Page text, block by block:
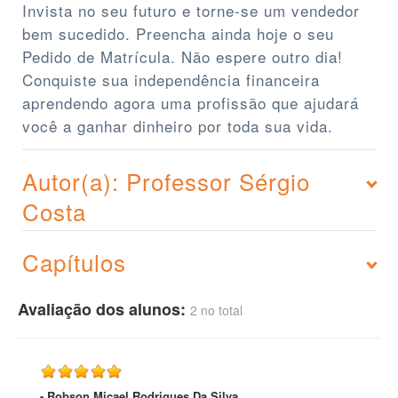
Invista no seu futuro e torne-se um vendedor
bem sucedido. Preencha ainda hoje o seu
Pedido de Matrícula. Não espere outro dia!
Conquiste sua independência financeira
aprendendo agora uma profissão que ajudará
você a ganhar dinheiro por toda sua vida.
Autor(a): Professor Sérgio
Costa
Capítulos
Avaliação dos alunos: 2 no total